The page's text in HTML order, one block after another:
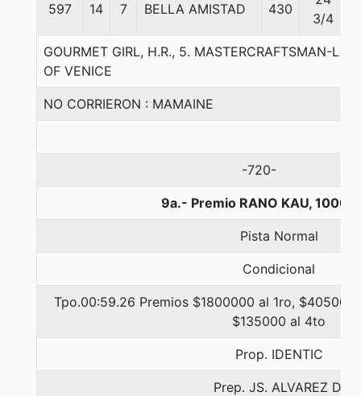
597 14 7 BELLA AMISTAD 430
3/4
GOURMET GIRL, H.R., 5. MASTERCRAFTSMAN-LA
OF VENICE
NO CORRIERON : MAMAINE
-720-
9a.- Premio RANO KAU, 1000
Pista Normal
Condicional
Tpo.00:59.26 Premios $1800000 al 1ro,
$135000 al 4to
Prop. IDENTIC
Prep. JS. ALVAREZ D.